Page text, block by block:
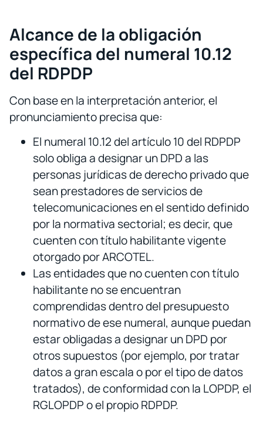
Alcance de la obligación
específica del numeral 10.12
del RDPDP
Con base en la interpretación anterior, el
pronunciamiento precisa que:
El numeral 10.12 del artículo 10 del RDPDP
solo obliga a designar un DPD a las
personas jurídicas de derecho privado que
sean prestadores de servicios de
telecomunicaciones en el sentido definido
por la normativa sectorial; es decir, que
cuenten con título habilitante vigente
otorgado por ARCOTEL.
Las entidades que no cuenten con título
habilitante no se encuentran
comprendidas dentro del presupuesto
normativo de ese numeral, aunque puedan
estar obligadas a designar un DPD por
otros supuestos (por ejemplo, por tratar
datos a gran escala o por el tipo de datos
tratados), de conformidad con la LOPDP, el
RGLOPDP o el propio RDPDP.